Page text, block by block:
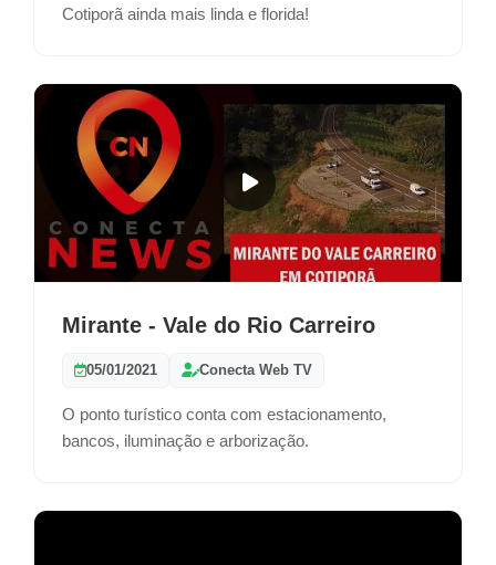
Cotiporã ainda mais linda e florida!
Mirante - Vale do Rio Carreiro
05/01/2021 Conecta Web TV
O ponto turístico conta com estacionamento,
bancos, iluminação e arborização.